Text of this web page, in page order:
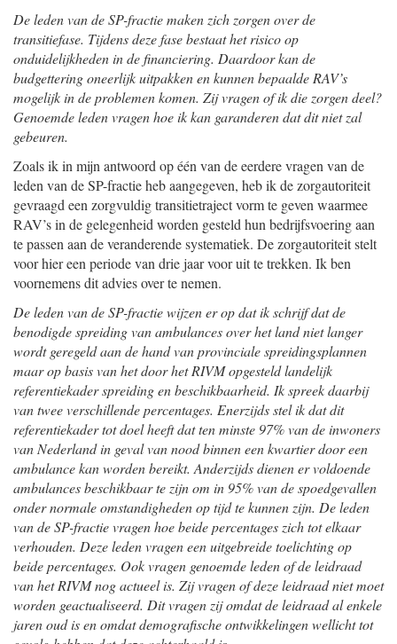
De leden van de SP-fractie maken zich zorgen over de
transitiefase. Tijdens deze fase bestaat het risico op
onduidelijkheden in de financiering. Daardoor kan de
budgettering oneerlijk uitpakken en kunnen bepaalde RAV’s
mogelijk in de problemen komen. Zij vragen of ik die zorgen deel?
Genoemde leden vragen hoe ik kan garanderen dat dit niet zal
gebeuren.
Zoals ik in mijn antwoord op één van de eerdere vragen van de
leden van de SP-fractie heb aangegeven, heb ik de zorgautoriteit
gevraagd een zorgvuldig transitietraject vorm te geven waarmee
RAV’s in de gelegenheid worden gesteld hun bedrijfsvoering aan
te passen aan de veranderende systematiek. De zorgautoriteit stelt
voor hier een periode van drie jaar voor uit te trekken. Ik ben
voornemens dit advies over te nemen.
De leden van de SP-fractie wijzen er op dat ik schrijf dat de
benodigde spreiding van ambulances over het land niet langer
wordt geregeld aan de hand van provinciale spreidingsplannen
maar op basis van het door het RIVM opgesteld landelijk
referentiekader spreiding en beschikbaarheid. Ik spreek daarbij
van twee verschillende percentages. Enerzijds stel ik dat dit
referentiekader tot doel heeft dat ten minste 97% van de inwoners
van Nederland in geval van nood binnen een kwartier door een
ambulance kan worden bereikt. Anderzijds dienen er voldoende
ambulances beschikbaar te zijn om in 95% van de spoedgevallen
onder normale omstandigheden op tijd te kunnen zijn. De leden
van de SP-fractie vragen hoe beide percentages zich tot elkaar
verhouden. Deze leden vragen een uitgebreide toelichting op
beide percentages. Ook vragen genoemde leden of de leidraad
van het RIVM nog actueel is. Zij vragen of deze leidraad niet moet
worden geactualiseerd. Dit vragen zij omdat de leidraad al enkele
jaren oud is en omdat demografische ontwikkelingen wellicht tot